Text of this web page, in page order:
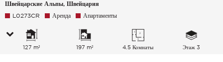
Швейцарские Альпы, Швейцария
L0273CR Аренда Апартаменты
127 m² 197 m² 4.5 Комнаты Этаж 3